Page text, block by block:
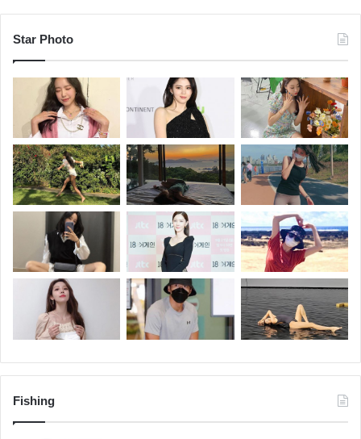
Star Photo
Fishing